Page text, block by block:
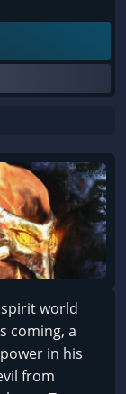
world
coming, a
in his
from